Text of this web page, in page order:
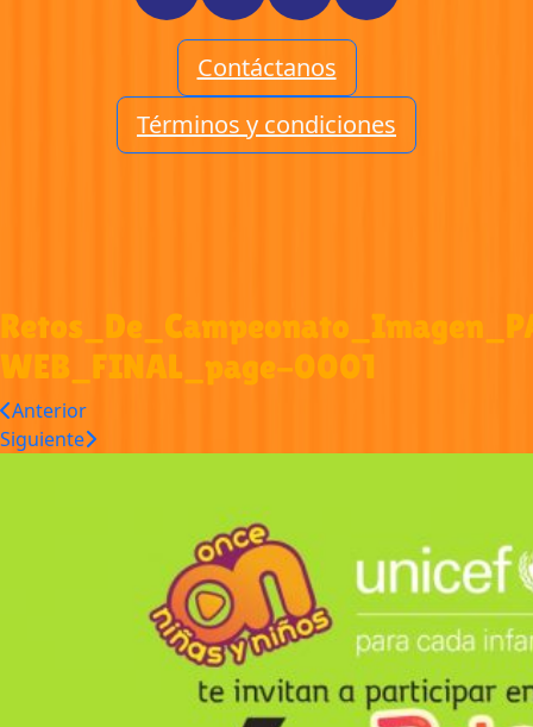
Contáctanos
Términos y condiciones
WEB_FINAL_page-0001
Anterior
Siguiente